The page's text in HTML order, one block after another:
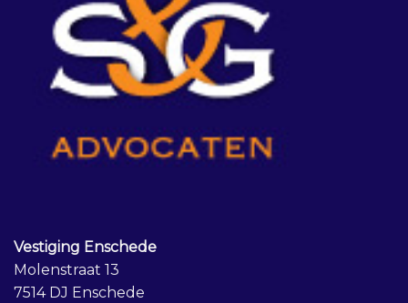
Vestiging Enschede
Molenstraat 13
7514 DJ Enschede